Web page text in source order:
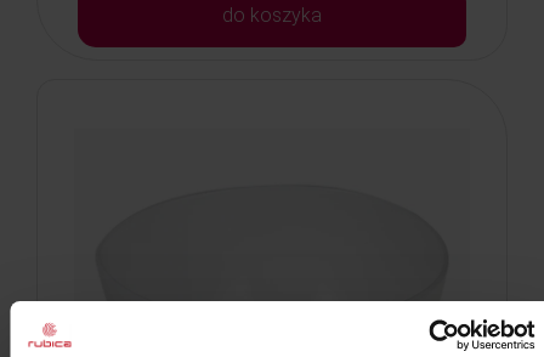
do koszyka